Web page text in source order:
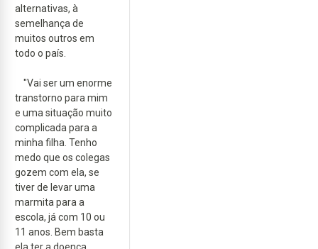
alternativas, à
semelhança de
muitos outros em
todo o país.
"Vai ser um enorme
transtorno para mim
e uma situação muito
complicada para a
minha filha. Tenho
medo que os colegas
gozem com ela, se
tiver de levar uma
marmita para a
escola, já com 10 ou
11 anos. Bem basta
ela ter a doença,